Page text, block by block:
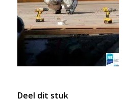
Deel dit stuk